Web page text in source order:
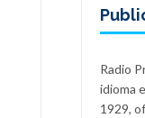
Radio
idioma
1929,